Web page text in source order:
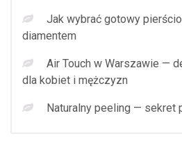
Jak wybrać gotowy
diamentem
Air Touch w Warszawie —
dla kobiet i mężczyzn
Naturalny peeling — sekret